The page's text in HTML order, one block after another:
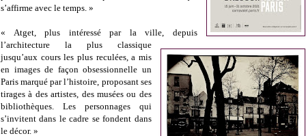
s’affirme avec le temps. »
« Atget, plus intéressé par la ville, depuis
l’architecture la plus classique
jusqu’aux cours les plus reculées, a mis
en images de façon obsessionnelle un
Paris marqué par l’histoire, proposant ses
tirages à des artistes, des musées ou des
bibliothèques. Les personnages qui
s’invitent dans le cadre se fondent dans
le décor. »